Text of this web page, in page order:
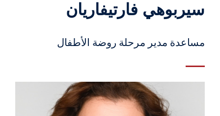
سيربوهي فارتيفاريان
مساعدة مدير مرحلة روضة الأطفال